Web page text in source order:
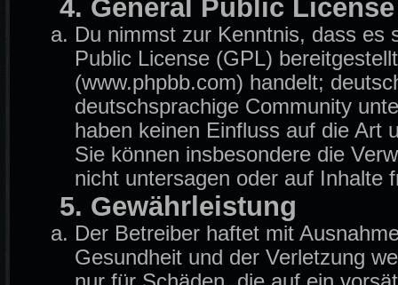
4. General Public License
Du nimmst zur Kenntnis, dass es
Public License (GPL)
(www.phpbb.com) handelt;
deutschsprachige Community
haben keinen Einfluss auf die Art
Sie können insbesondere die
nicht untersagen oder auf Inhalte
5. Gewährleistung
Der Betreiber haftet mit
Gesundheit und der Verletzung